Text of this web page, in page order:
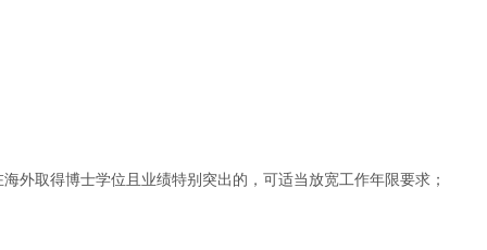
外取得博士学位且业绩特别突出的，可适当放宽工作年限要求；